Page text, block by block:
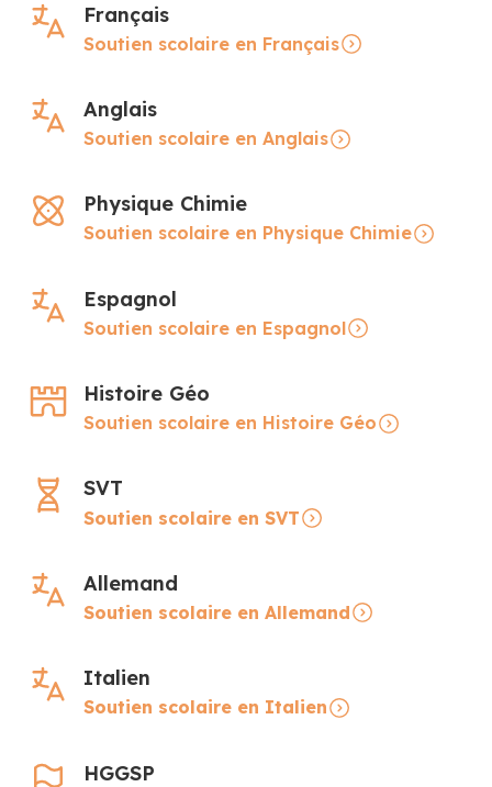
Français
Soutien scolaire en Français
Anglais
Soutien scolaire en Anglais
Physique Chimie
Soutien scolaire en Physique Chimie
Espagnol
Soutien scolaire en Espagnol
Histoire Géo
Soutien scolaire en Histoire Géo
SVT
Soutien scolaire en SVT
Allemand
Soutien scolaire en Allemand
Italien
Soutien scolaire en Italien
HGGSP